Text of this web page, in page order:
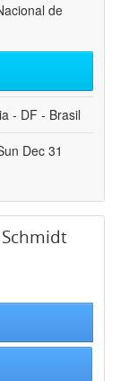
de
- DF - Brasil
Dec 31